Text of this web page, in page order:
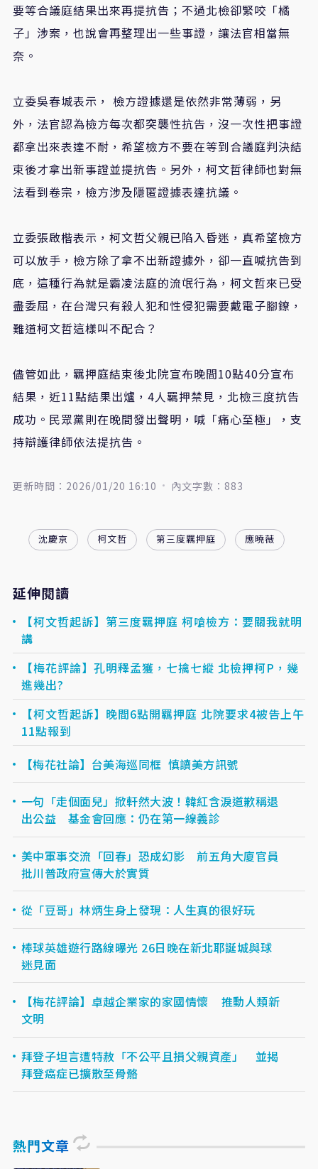
要等合議庭結果出來再提抗告；不過北檢卻緊咬「橘
子」涉案，也說會再整理出一些事證，讓法官相當無
奈。
立委吳春城表示， 檢方證據還是依然非常薄弱，另
外，法官認為檢方每次都突襲性抗告，沒一次性把事證
都拿出來表達不耐，希望檢方不要在等到合議庭判決結
束後才拿出新事證並提抗告。另外，柯文哲律師也對無
法看到卷宗，檢方涉及隱匿證據表達抗議。
立委張啟楷表示，柯文哲父親已陷入昏迷，真希望檢方
可以放手，檢方除了拿不出新證據外，卻一直喊抗告到
底，這種行為就是霸凌法庭的流氓行為，柯文哲來已受
盡委屈，在台灣只有殺人犯和性侵犯需要戴電子腳鐐，
難道柯文哲這樣叫不配合？
儘管如此，羈押庭結束後北院宣布晚間10點40分宣布
結果，近11點結果出爐，4人羈押禁見，北檢三度抗告
成功。民眾黨則在晚間發出聲明，喊「痛心至極」，支
持辯護律師依法提抗告。
更新時間：2026/01/20 16:10 內文字數：883
沈慶京 柯文哲 第三度羈押庭 應曉薇
延伸閱讀
【柯文哲起訴】第三度羈押庭 柯嗆檢方：要關我就明
講
【梅花評論】孔明釋孟獲，七擒七縱 北檢押柯P，幾
進幾出?
【柯文哲起訴】晚間6點開羈押庭 北院要求4被告上午
11點報到
【梅花社論】台美海巡同框 慎讀美方訊號
一句「走個面兒」掀軒然大波！韓紅含淚道歉稱退
出公益 基金會回應：仍在第一線義診
美中軍事交流「回春」恐成幻影 前五角大廈官員
批川普政府宣傳大於實質
從「豆哥」林炳生身上發現：人生真的很好玩
棒球英雄遊行路線曝光 26日晚在新北耶誕城與球
迷見面
【梅花評論】卓越企業家的家國情懷 推動人類新
文明
拜登子坦言遭特赦「不公平且損父親資產」 並揭
拜登癌症已擴散至骨骼
熱門文章